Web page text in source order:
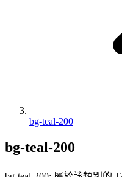
bg-teal-200
bg-teal-200